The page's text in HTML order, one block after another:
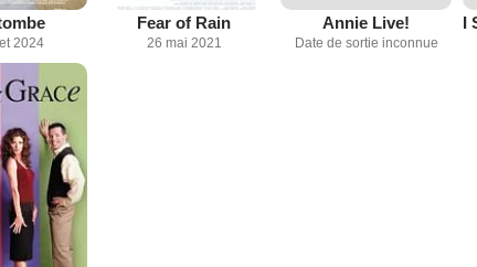
2024
Fear of Rain
26 mai 2021
Annie Live!
Date de sortie inconnue